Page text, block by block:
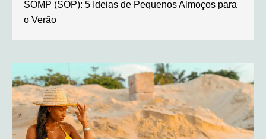
SOMP (SOP): 5 Ideias de Pequenos Almoços para
o Verão